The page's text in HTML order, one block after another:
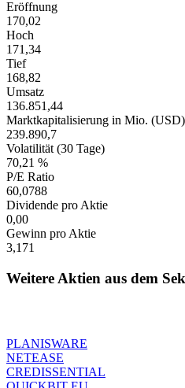
Eröffnung
170,02
Hoch
171,34
Tief
168,82
Umsatz
136.851,44
Marktkapitalisierung in Mio. (USD)
239.890,7
Volatilität (30 Tage)
70,21 %
P/E Ratio
60,0788
Dividende pro Aktie
0,00
Gewinn pro Aktie
3,171
Weitere Aktien aus dem
PLANISWARE
NETEASE
CREDISSENTIAL